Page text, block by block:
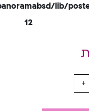
lib/
12
+